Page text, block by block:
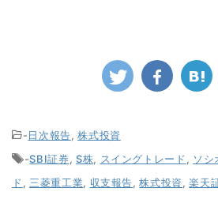
-日次報告,株式投資
-SBI証券, S株, スイングトレード, ソシ
ド, 三菱重工業, 収支報告,株式投資,楽天